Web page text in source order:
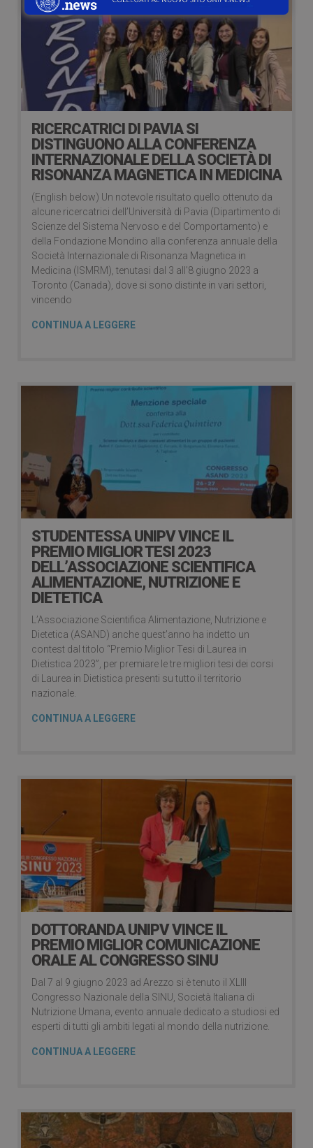
RICERCATRICI DI PAVIA SI
DISTINGUONO ALLA CONFERENZA
INTERNAZIONALE DELLA SOCIETÀ DI
RISONANZA MAGNETICA IN MEDICINA
(English below) Un notevole risultato quello ottenuto da
alcune ricercatrici dell’Università di Pavia (Dipartimento di
Scienze del Sistema Nervoso e del Comportamento) e
della Fondazione Mondino alla conferenza annuale della
Società Internazionale di Risonanza Magnetica in
Medicina (ISMRM), tenutasi dal 3 all’8 giugno 2023 a
Toronto (Canada), dove si sono distinte in vari settori,
vincendo
CONTINUA A LEGGERE
STUDENTESSA UNIPV VINCE IL
PREMIO MIGLIOR TESI 2023
DELL’ASSOCIAZIONE SCIENTIFICA
ALIMENTAZIONE, NUTRIZIONE E
DIETETICA
L’Associazione Scientifica Alimentazione, Nutrizione e
Dietetica (ASAND) anche quest’anno ha indetto un
contest dal titolo “Premio Miglior Tesi di Laurea in
Dietistica 2023”, per premiare le tre migliori tesi dei corsi
di Laurea in Dietistica presenti su tutto il territorio
nazionale.
CONTINUA A LEGGERE
DOTTORANDA UNIPV VINCE IL
PREMIO MIGLIOR COMUNICAZIONE
ORALE AL CONGRESSO SINU
Dal 7 al 9 giugno 2023 ad Arezzo si è tenuto il XLIII
Congresso Nazionale della SINU, Società Italiana di
Nutrizione Umana, evento annuale dedicato a studiosi ed
esperti di tutti gli ambiti legati al mondo della nutrizione.
CONTINUA A LEGGERE